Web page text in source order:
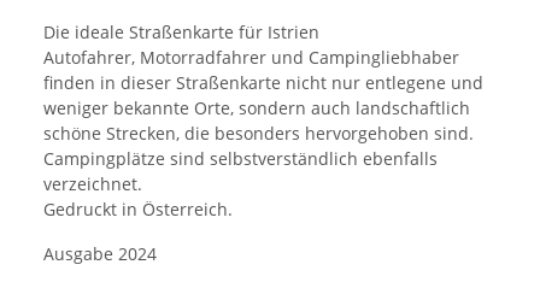
Die ideale Straßenkarte für Istrien
Autofahrer, Motorradfahrer und Campingliebhaber
finden in dieser Straßenkarte nicht nur entlegene und
weniger bekannte Orte, sondern auch landschaftlich
schöne Strecken, die besonders hervorgehoben sind.
Campingplätze sind selbstverständlich ebenfalls
verzeichnet.
Gedruckt in Österreich.
Ausgabe 2024